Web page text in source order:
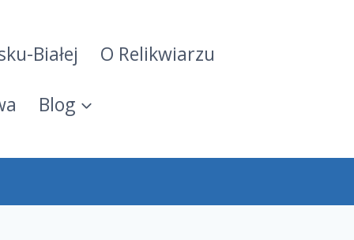
Białej
O Relikwiarzu
Blog